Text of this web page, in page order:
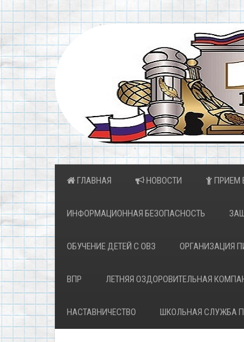
ГЛАВНАЯ НОВОСТИ ПРИЕМ
ИНФОРМАЦИОННАЯ БЕЗОПАСНОСТЬ
ОБУЧЕНИЕ ДЕТЕЙ С ОВЗ ОРГАНИЗАЦИЯ
ВПР ЛЕТНЯЯ ОЗДОРОВИТЕЛЬНАЯ
НАСТАВНИЧЕСТВО ШКОЛЬНАЯ СЛУЖБА